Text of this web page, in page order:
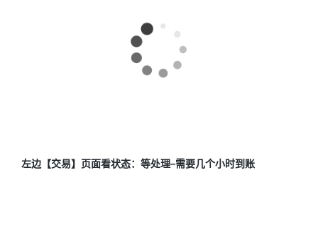
左边【交易】页面看状态：等处理–需要几个小时到账